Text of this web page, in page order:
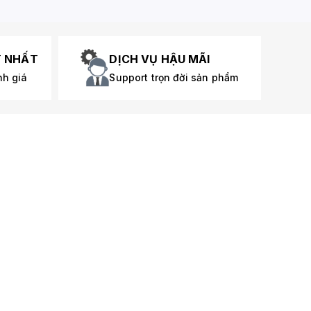
NHẤT
giá
DỊCH VỤ HẬU MÃI
Support trọn đời sản phẩm